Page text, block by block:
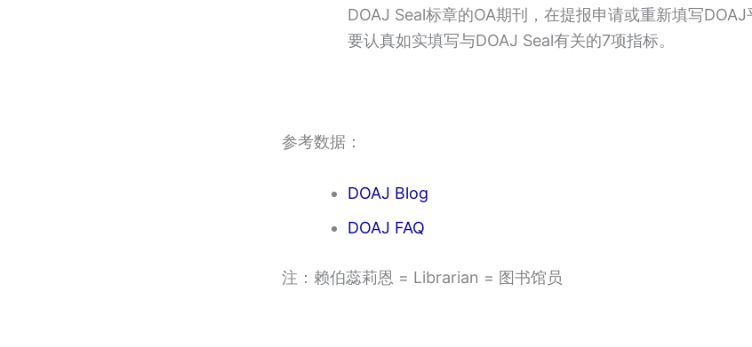
DOAJ Seal标章的OA期刊，在提报申请或重新填写DOAJ
要认真如实填写与DOAJ Seal有关的7项指标。
参考数据：
DOAJ Blog
DOAJ FAQ
注：赖伯蕊莉恩 = Librarian = 图书馆员